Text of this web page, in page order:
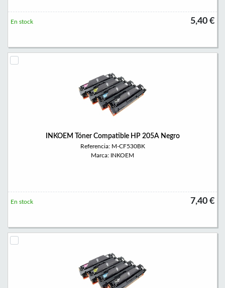
5,40 €
En stock
INKOEM Tóner Compatible HP 205A Negro
Referencia: M-CF530BK
Marca: INKOEM
7,40 €
En stock